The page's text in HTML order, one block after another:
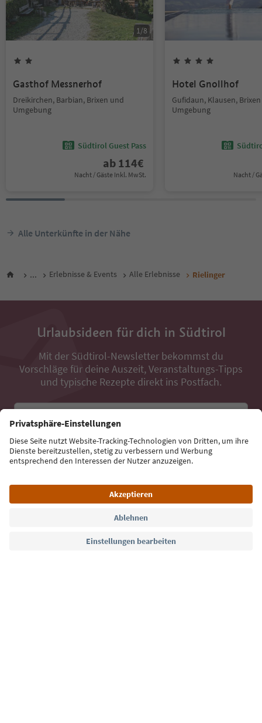
1/8
Gasthof Messnerhof
Dreikirchen, Barbian, Brixen und
Umgebung
Südtirol Guest Pass
ab 114€
Nacht / Gäste Inkl. MwSt.
Hotel Gnollhof
Gufidaun, Klausen,
Umgebung
Nacht /
Alle Unterkünfte in der Nähe
... Erlebnisse & Events Alle Erlebnisse Rielinger
Urlaubsideen für dich in Südtirol
Mit der Südtirol-Newsletter bekommst du
Vorschläge für deine Auszeit, Veranstaltungs-Tipps
und typische Rezepte direkt ins Postfach.
Jetzt anmelden